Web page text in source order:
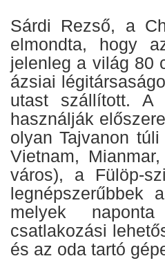
Sárdi Rezső, a
elmondta, hogy
jelenleg a világ 80
ázsiai
utast szállított. A
használják
olyan Tajvanon
Vietnam,
város), a Fülöp-
legnépszerűbbek
melyek
csatlakozási
és az oda tartó